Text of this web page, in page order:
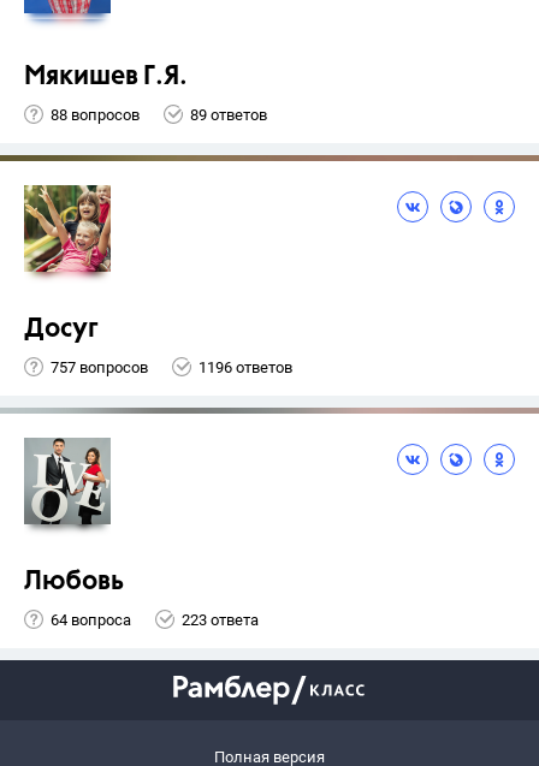
Мякишев Г.Я.
88 вопросов 89 ответов
Досуг
757 вопросов 1196 ответов
Любовь
64 вопроса 223 ответа
Полная версия